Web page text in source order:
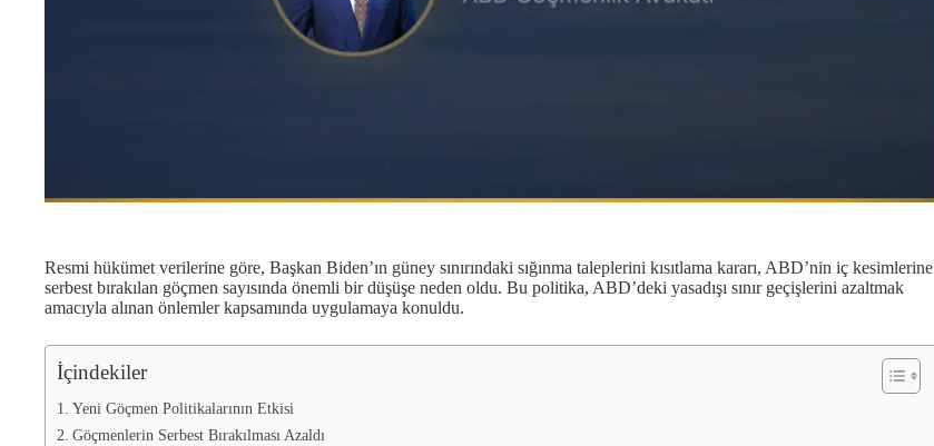
Resmi hükümet verilerine göre, Başkan Biden’ın güney sınırındaki sığınma taleplerini kısıtlama kararı, ABD’nin iç kesimlerine
serbest bırakılan göçmen sayısında önemli bir düşüşe neden oldu. Bu politika, ABD’deki yasadışı sınır geçişlerini azaltmak
amacıyla alınan önlemler kapsamında uygulamaya konuldu.
İçindekiler
Yeni Göçmen Politikalarının Etkisi
Göçmenlerin Serbest Bırakılması Azaldı